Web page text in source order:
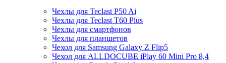
Чехлы для Teclast P50 Ai
Чехлы для Teclast T60 Plus
Чехлы для смартфонов
Чехлы для планшетов
Чехол для Samsung Galaxy Z Flip5
Чехол для ALLDOCUBE iPlay 60 Mini Pro 8,4